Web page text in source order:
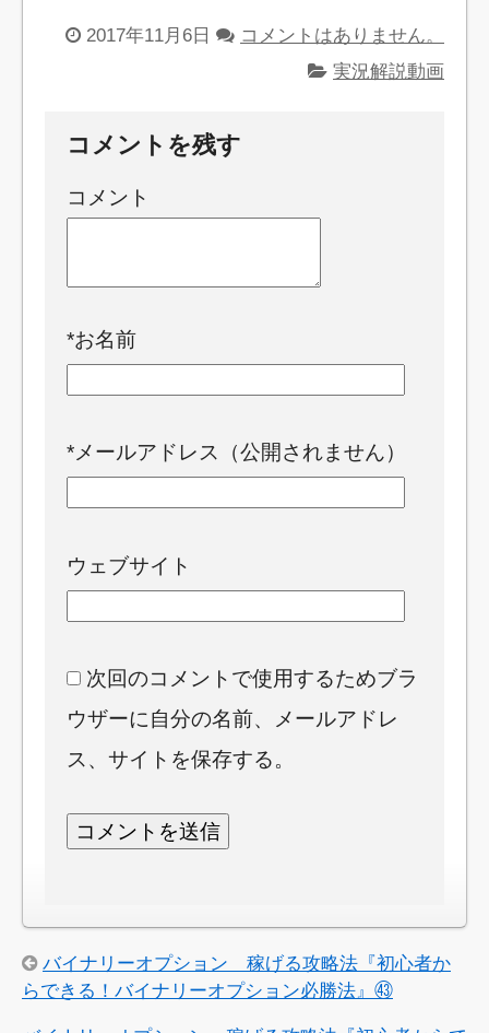
2017年11月6日
コメントはありません。
実況解説動画
コメントを残す
コメント
*お名前
*メールアドレス（公開されません）
ウェブサイト
次回のコメントで使用するためブラ
ウザーに自分の名前、メールアドレ
ス、サイトを保存する。
バイナリーオプション 稼げる攻略法『初心者か
らできる！バイナリーオプション必勝法』㊸